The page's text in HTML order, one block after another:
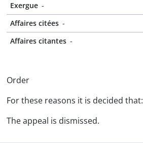
Exergue -
Affaires citées -
Affaires citantes -
Order
For these reasons it is decided that:
The appeal is dismissed.